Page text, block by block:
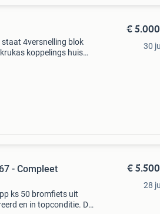
4versnelling blok
koppelings huis
€
30
- Compleet
ks 50 bromfiets uit
en in topconditie. De
€
28